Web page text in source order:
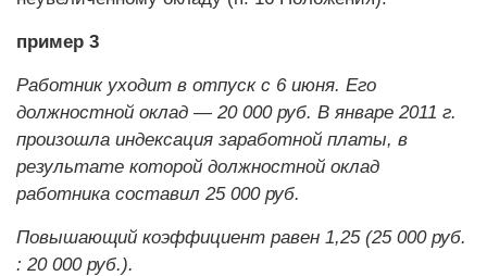
пример 3
Работник уходит в отпуск с 6 июня. Его
должностной оклад — 20 000 руб. В январе 2011 г.
произошла индексация заработной платы, в
результате которой должностной оклад
работника составил 25 000 руб.
Повышающий коэффициент равен 1,25 (25 000 руб.
: 20 000 руб.).